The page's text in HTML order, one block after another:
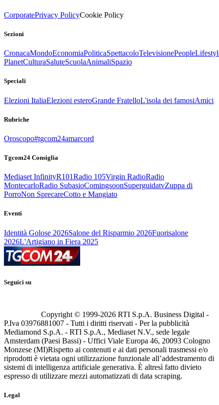
CorporatePrivacy PolicyCookie Policy
Sezioni
CronacaMondoEconomiaPoliticaSpettacoloTelevisionePeople
PlanetCulturaSaluteScuolaAnimaliSpazio
Speciali
Elezioni ItaliaElezioni esteroGrande FratelloL'isola dei famosiAmici
Rubriche
Oroscopo#tgcom24amarcord
Tgcom24 Consiglia
Mediaset InfinityR101Radio 105Virgin RadioRadio
MontecarloRadio SubasioComingsoonSuperguidatvZuppa di
PorroNon SprecareCotto e Mangiato
Eventi
Identità Golose 2026Salone del Risparmio 2026Fuorisalone
2026L'Artigiano in Fiera 2025
Seguici su
Copyright © 1999-2026 RTI S.p.A. Business Digital -
P.Iva 03976881007 - Tutti i diritti riservati - Per la pubblicità
Mediamond S.p.A. - RTI S.p.A., Mediaset N.V., sede legale
Amsterdam (Paesi Bassi) - Uffici Viale Europa 46, 20093 Cologno
Monzese (MI)Rispetto ai contenuti e ai dati personali trasmessi e/o
riprodotti è vietata ogni utilizzazione funzionale all’addestramento di
sistemi di intelligenza artificiale generativa. È altresì fatto divieto
espresso di utilizzare mezzi automatizzati di data scraping.
Legal